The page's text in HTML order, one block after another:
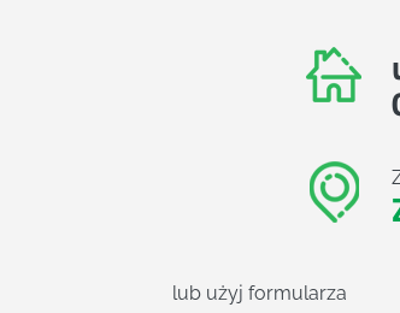
lub użyj formularza